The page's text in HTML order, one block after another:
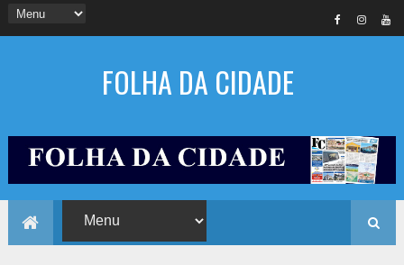
FOLHA DA CIDADE